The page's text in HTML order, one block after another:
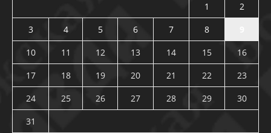
1
2
3
4 5 6 7 8
10
11 12 13 14 15
16
17
18 19 20 21 22
23
24
25 26 27 28 29
30
31